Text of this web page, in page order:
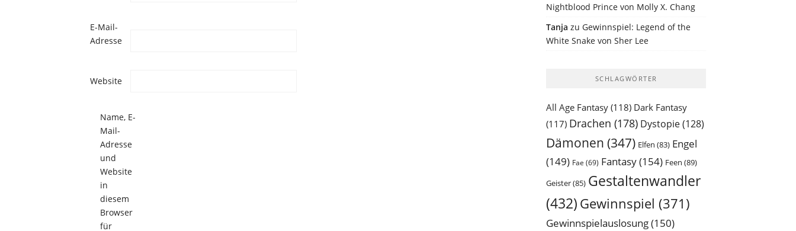
E-Mail-
Adresse
Website
Name, E-
Mail-
Adresse
und
Website
in
diesem
Browser
für
Nightblood Prince von Molly X. Chang
Tanja zu Gewinnspiel: Legend of the
White Snake von Sher Lee
SCHLAGWÖRTER
All Age Fantasy (118) Dark Fantasy
(117) Drachen (178) Dystopie(128)
Dämonen (347) Elfen (83) Engel
(149) Fae (69) Fantasy(154) Feen (89)
Geister(85) Gestaltenwandler
(432) Gewinnspiel (371)
Gewinnspielauslosung(150)